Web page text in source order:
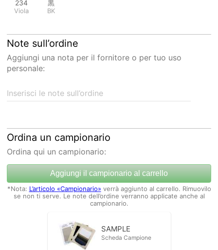
234
Viola
黒
BK
Note sull’ordine
Aggiungi una nota per il fornitore o per tuo uso
personale:
Inserisci le note sull’ordine
Ordina un campionario
Ordina qui un campionario:
Aggiungi il campionario al carrello
*Nota: L’articolo «Campionario» verrà aggiunto al carrello. Rimuovilo
se non ti serve. Le note dell’ordine verranno applicate anche al
campionario.
SAMPLE
Scheda Campione